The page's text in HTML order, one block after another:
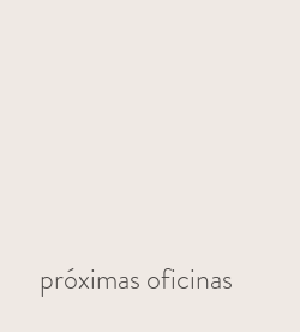
próximas oficinas